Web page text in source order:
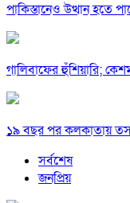
পাকিস্তানেও উত্থান হতে
গালিবাফের হুঁশিয়ারি;
১৯ বছর পর কলকাতায়
সর্বশেষ
জনপ্রিয়